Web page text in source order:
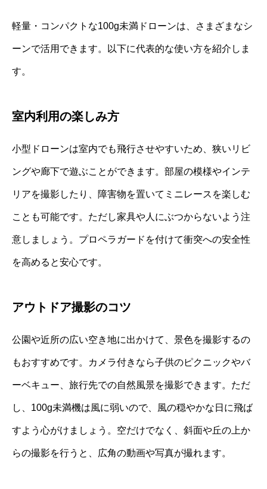
軽量・コンパクトな100g未満ドローンは、さまざまなシ
ーンで活用できます。以下に代表的な使い方を紹介しま
す。
室内利用の楽しみ方
小型ドローンは室内でも飛行させやすいため、狭いリビ
ングや廊下で遊ぶことができます。部屋の模様やインテ
リアを撮影したり、障害物を置いてミニレースを楽しむ
ことも可能です。ただし家具や人にぶつからないよう注
意しましょう。プロペラガードを付けて衝突への安全性
を高めると安心です。
アウトドア撮影のコツ
公園や近所の広い空き地に出かけて、景色を撮影するの
もおすすめです。カメラ付きなら子供のピクニックやバ
ーベキュー、旅行先での自然風景を撮影できます。ただ
し、100g未満機は風に弱いので、風の穏やかな日に飛ば
すよう心がけましょう。空だけでなく、斜面や丘の上か
らの撮影を行うと、広角の動画や写真が撮れます。